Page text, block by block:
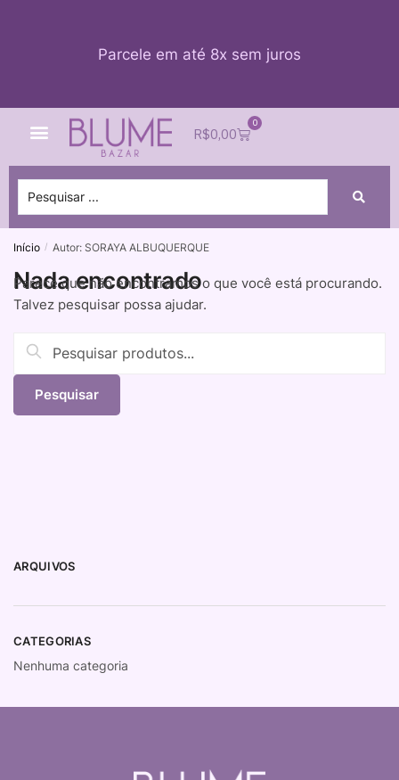
Parcele em até 8x sem juros
R$0,00
0
Início / Autor: SORAYA ALBUQUERQUE
Nada encontrado
Parece que não encontramos o que você está procurando.
Talvez pesquisar possa ajudar.
ARQUIVOS
CATEGORIAS
Nenhuma categoria